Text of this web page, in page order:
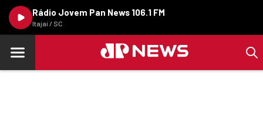
Rádio Jovem Pan News 106.1 FM
Itajaí / SC